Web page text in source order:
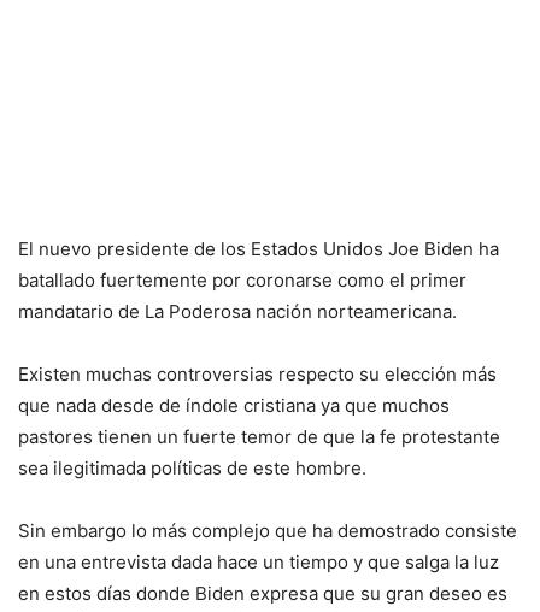
El nuevo presidente de los Estados Unidos Joe Biden ha
batallado fuertemente por coronarse como el primer
mandatario de La Poderosa nación norteamericana.
Existen muchas controversias respecto su elección más
que nada desde de índole cristiana ya que muchos
pastores tienen un fuerte temor de que la fe protestante
sea ilegitimada políticas de este hombre.
Sin embargo lo más complejo que ha demostrado consiste
en una entrevista dada hace un tiempo y que salga la luz
en estos días donde Biden expresa que su gran deseo es